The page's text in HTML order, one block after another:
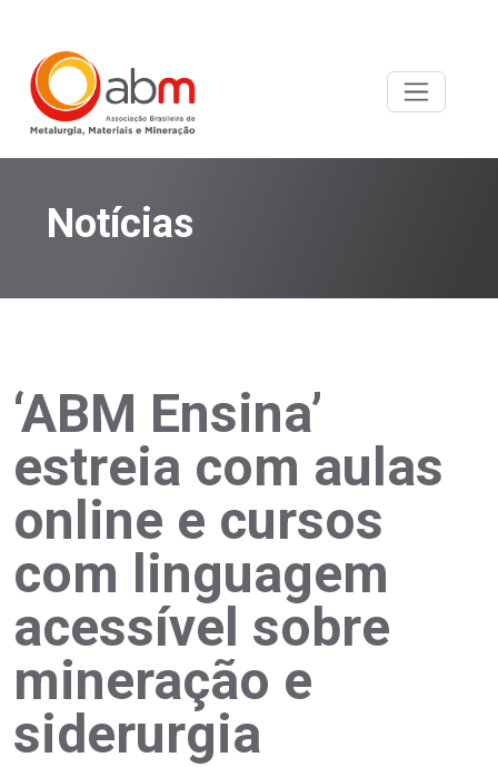
Notícias
‘ABM Ensina’
estreia com aulas
online e cursos
com linguagem
acessível sobre
mineração e
siderurgia